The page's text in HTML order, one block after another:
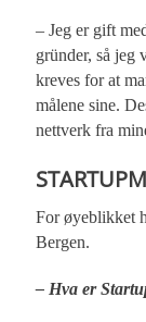
– Jeg er gift
gründer, så jeg
kreves for at
målene sine.
nettverk fra
For øyeblikket
Bergen.
– Hva er